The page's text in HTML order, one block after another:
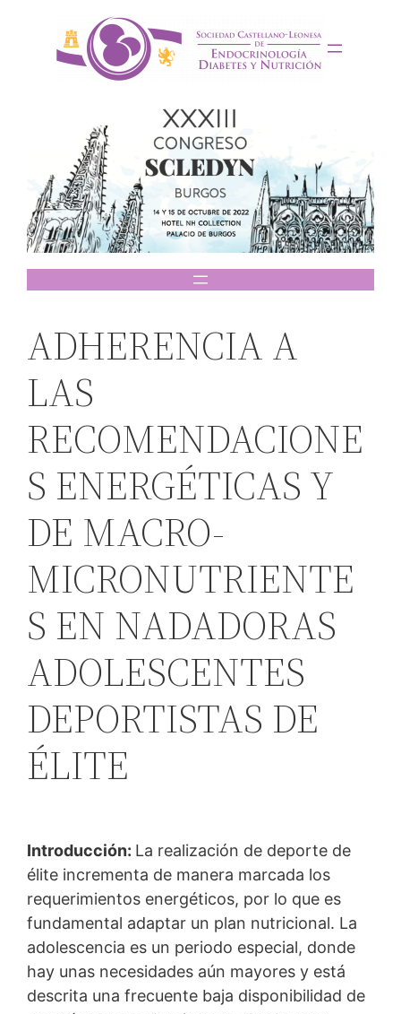
contenido
ADHERENCIA A
LAS
RECOMENDACIONE
S ENERGÉTICAS Y
DE MACRO-
MICRONUTRIENTE
S EN NADADORAS
ADOLESCENTES
DEPORTISTAS DE
ÉLITE
Introducción: La realización de deporte de
élite incrementa de manera marcada los
requerimientos energéticos, por lo que es
fundamental adaptar un plan nutricional. La
adolescencia es un periodo especial, donde
hay unas necesidades aún mayores y está
descrita una frecuente baja disponibilidad de